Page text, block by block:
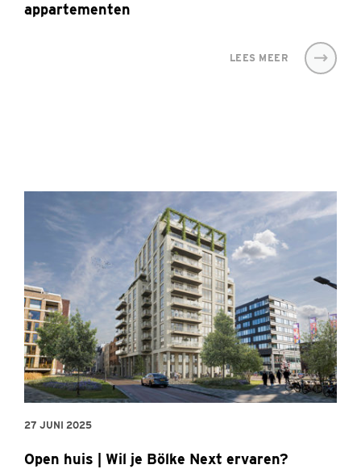
appartementen
LEES MEER
27 JUNI 2025
Open huis | Wil je Bölke Next ervaren?